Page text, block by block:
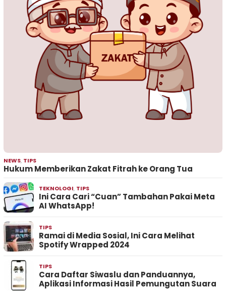
NEWS, TIPS
Hukum Memberikan Zakat Fitrah ke Orang Tua
TEKNOLOGI, TIPS
Ini Cara Cari “Cuan” Tambahan Pakai Meta
AI WhatsApp!
TIPS
Ramai di Media Sosial, Ini Cara Melihat
Spotify Wrapped 2024
TIPS
Cara Daftar Siwaslu dan Panduannya,
Aplikasi Informasi Hasil Pemungutan Suara